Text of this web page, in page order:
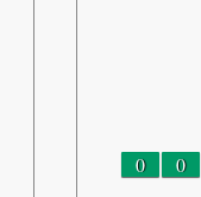
0 0